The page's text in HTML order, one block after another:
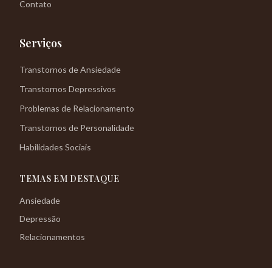
Contato
Serviços
Transtornos de Ansiedade
Transtornos Depressivos
Problemas de Relacionamento
Transtornos de Personalidade
Habilidades Sociais
TEMAS EM DESTAQUE
Ansiedade
Depressão
Relacionamentos